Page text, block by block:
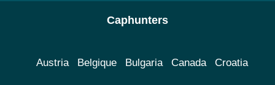
Caphunters
Austria Belgique Bulgaria Canada Croatia